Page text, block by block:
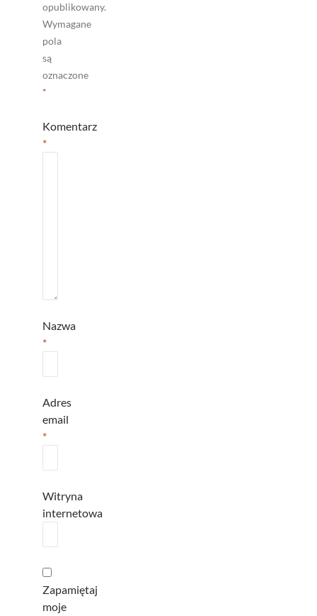
opublikowany.
Wymagane
pola
są
oznaczone
*
Komentarz
*
Nazwa
*
Adres
email
*
Witryna
internetowa
Zapamiętaj
moje